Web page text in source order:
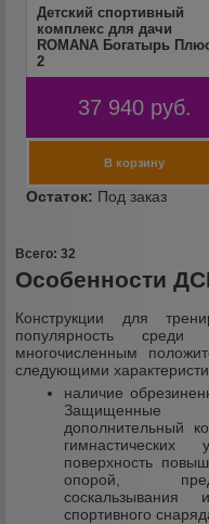
Детский спортивный
комплекс для дачи
ROMANA Богатырь
2
37 940 руб.
Всего: 32
Особенности
Конструкции для
популярность среди
многочисленным
следующими
наличие
Защищенные
дополнительный
гимнастических
поверхность
опорой,
спортивного